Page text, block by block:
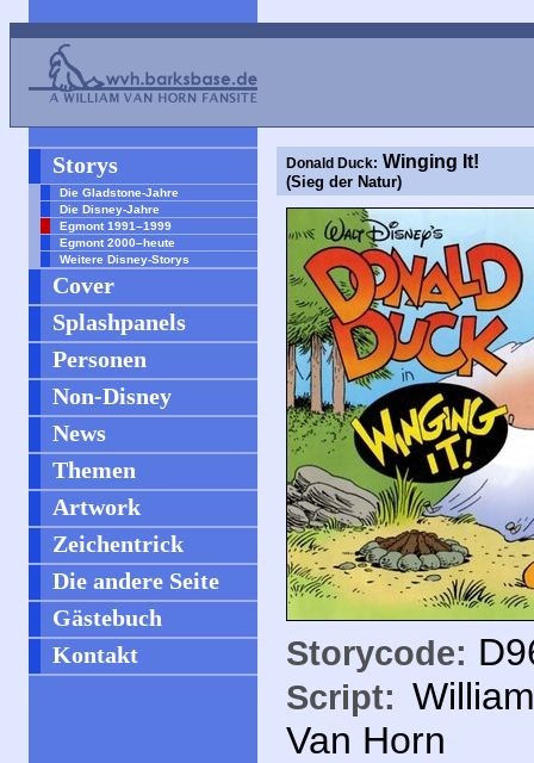
Storys
Die Gladstone-Jahre
Die Disney-Jahre
Egmont 1991–1999
Egmont 2000–heute
Weitere Disney-Storys
Cover
Splashpanels
Personen
Non-Disney
News
Themen
Artwork
Zeichentrick
Die andere Seite
Gästebuch
Kontakt
Donald Duck: Winging It!
(Sieg der Natur)
Storycode:
Script:
Van Horn